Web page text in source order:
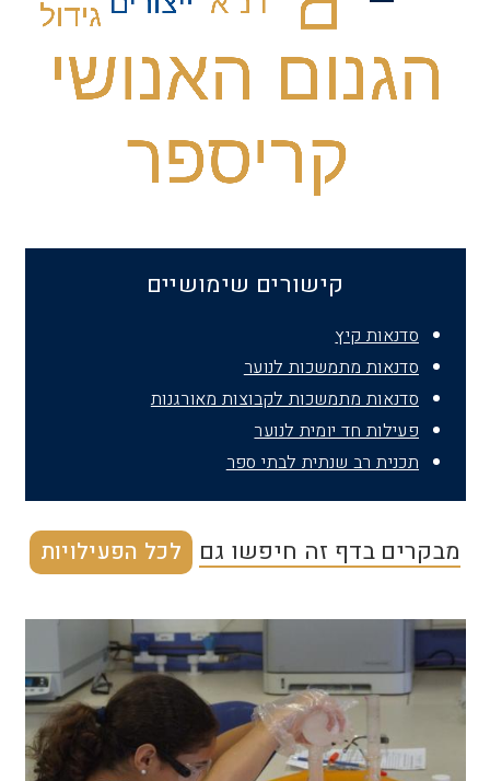
קישורים שימושיים
סדנאות קיץ
סדנאות מתמשכות לנוער
סדנאות מתמשכות לקבוצות מאורגנות
פעילות חד יומית לנוער
תכנית רב שנתית לבתי ספר
מבקרים בדף זה חיפשו גם לכל הפעילויות